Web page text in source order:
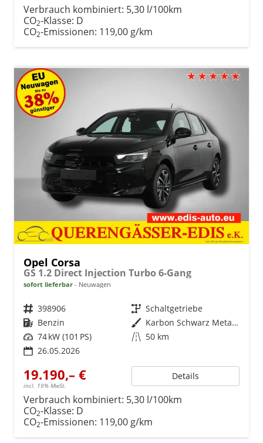
Verbrauch kombiniert: 5,30 l/100km
CO2-Klasse: D
CO2-Emissionen: 119,00 g/km
Opel Corsa
GS 1.2 Direct Injection Turbo 6-Gang
sofort lieferbar Neuwagen
Fahrzeugnr. 398906 Getriebe Schaltgetriebe
Kraftstoff Benzin Außenfarbe
Karbon Schwarz Metallic
Leistung 74 kW (101 PS) Kilometerstand 50 km
26.05.2026
19.190,– €
incl. 19% MwSt.
Details
Verbrauch kombiniert: 5,30 l/100km
CO2-Klasse: D
CO2-Emissionen: 119,00 g/km